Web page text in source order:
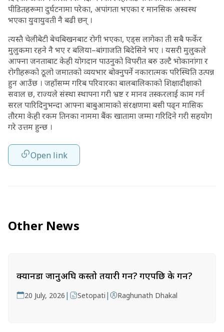
पीडितहरूमा दुर्घटनामा परेका, अपांगता भएका र मानसिक अस्वस्थ
भएका युवायुवती नै बढी छन् ।
त्यस्तै चेलीबेटी बेचबिखनबाट रोगी भएका, एड्स लागेका ती सबै फर्केर
मुलुकमा रहने नै भए र बलिया–बांगाजति बिदेसिने भए । यसरी मुलुकले
आफ्ना जनताबाट केही योगदान पाउनुको विपरीत बरु उल्टै भोकानांगा र
रोगीहरूको ठूलो जमातको व्ययभार बोक्नुपर्ने नकारात्मक परिस्थिति उत्पन्न
हुन आउँछ । जहाँसम्म गरिब परिवारका बालबालिकाको शिक्षादीक्षाको
सवाल छ, राज्यले संस्था स्थापना गरी भ्रष्ट र मानव तस्करलाई काम गर्न
सरल पारिदिनुभन्दा आफ्ना बाबुआमाको संरक्षणमा बसी पढ्न मासिक
तौरमा केही रकम तिनका नाममा बैंक खातामा जम्मा गरिदिने गरी सहयोग
गरे उत्तम हुन्छ ।
Open link
Other News
क्यानडा जानुअघि कस्तो तयारी गर्ने? गएपछि के गर्ने?
20 July, 2026 | Setopati | Raghunath Dhakal